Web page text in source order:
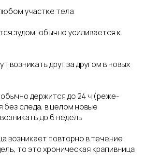
участке тела
зудом, обычно усиливается к
возникать друг за другом в новых
обычно держится до 24 ч (реже-
без следа, в целом новые
до 6 недель
возникает повторно в течение
то это хроническая крапивница